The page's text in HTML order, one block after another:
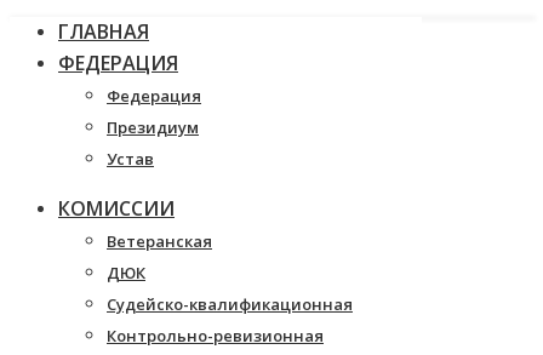
ГЛАВНАЯ
ФЕДЕРАЦИЯ
Федерация
Президиум
Устав
КОМИССИИ
Ветеранская
ДЮК
Судейско-квалификационная
Контрольно-ревизионная